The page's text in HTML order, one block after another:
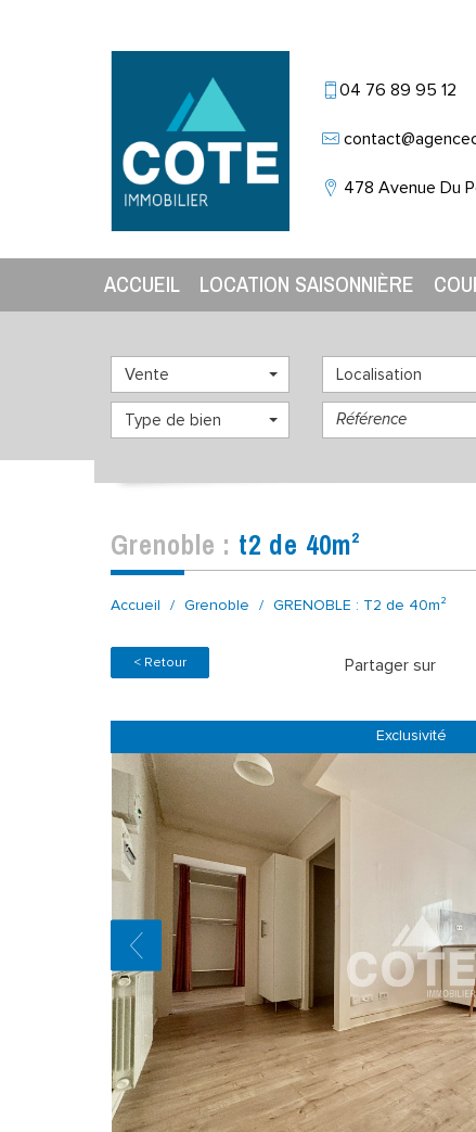
04 76 89 95 12
478 Avenue Du
ACCUEIL LOCATION SAISONNIÈRE
Vente
Type de bien
Localisation
grenoble : t2 de 40m²
Accueil Grenoble GRENOBLE : T2 de 40m²
< Retour Partager sur
Exclusivité